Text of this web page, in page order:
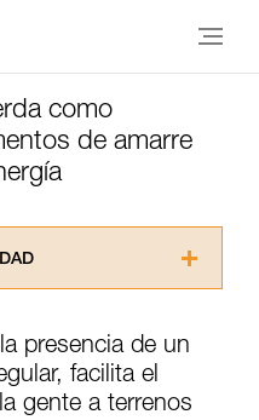
como
de amarre
comprender la
técnica para poder
informativo.
presencia de un
facilita el
gente a terrenos